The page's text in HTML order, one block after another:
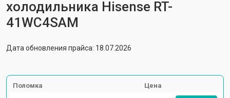
холодильника Hisense RT-
41WC4SAM
Дата обновления прайса: 18.07.2026
Поломка Цена